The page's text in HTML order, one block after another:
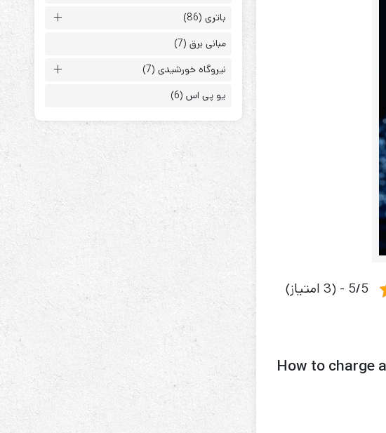
ابزارهای مدیریت یوپی‌اس
5/5 - (3 امتیاز)
How to charge
باتری(86)
مبانی برق(7)
نیروگاه خورشیدی(7)
یو پی اس(6)